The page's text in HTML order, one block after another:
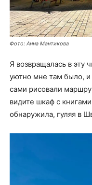
Фото: Анна Мантикова
Я возвращалась в эту
уютно мне там было,
сами рисовали
видите шкаф с
обнаружила, гуляя в